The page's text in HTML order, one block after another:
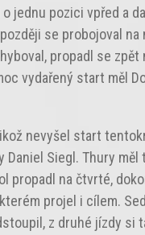
jednu pozici vpřed a
se probojoval
propadl se
vydařený start měl
nevyšel start
Daniel Siegl. Thury
propadl na čtvrté,
projel i cílem.
z druhé jízdy si